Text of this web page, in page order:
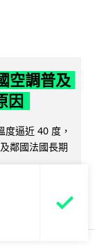
空調普及
因
逼近 40 度，
鄰國法國長期